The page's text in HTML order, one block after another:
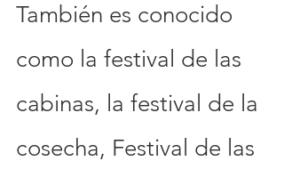
También es conocido
como la festival de las
cabinas, la festival de la
cosecha, Festival de las